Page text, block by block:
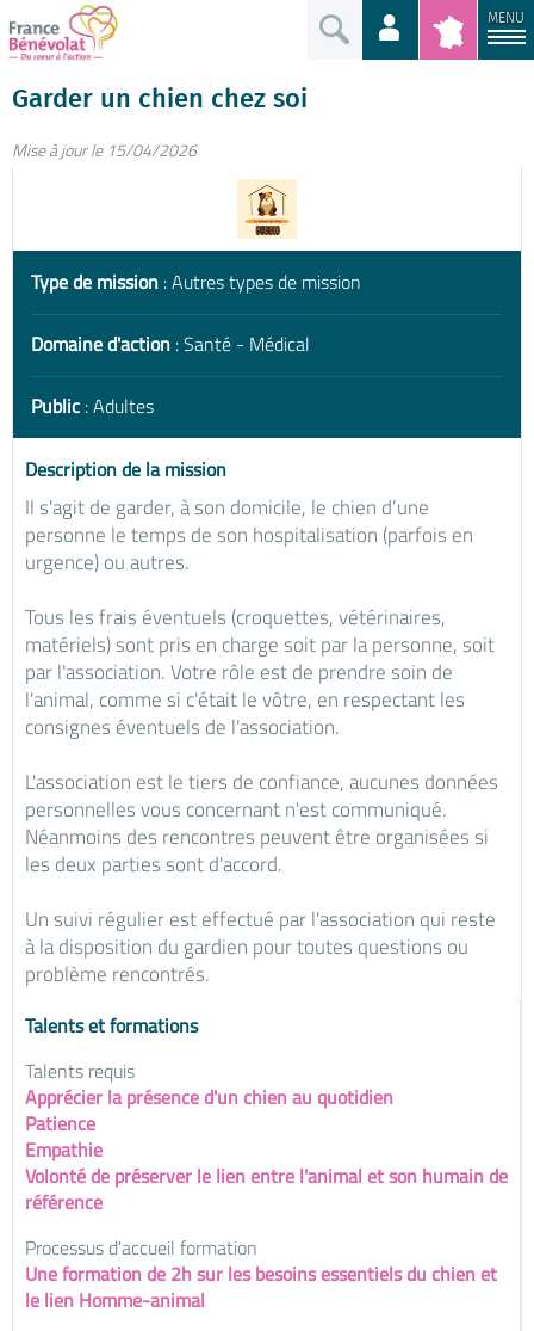
MENU
Garder un chien chez soi
Mise à jour le 15/04/2026
Type de mission : Autres types de mission
Domaine d'action : Santé - Médical
Public : Adultes
Description de la mission
Il s'agit de garder, à son domicile, le chien d’une
personne le temps de son hospitalisation (parfois en
urgence) ou autres.
Tous les frais éventuels (croquettes, vétérinaires,
matériels) sont pris en charge soit par la personne, soit
par l'association. Votre rôle est de prendre soin de
l'animal, comme si c'était le vôtre, en respectant les
consignes éventuels de l'association.
L'association est le tiers de confiance, aucunes données
personnelles vous concernant n'est communiqué.
Néanmoins des rencontres peuvent être organisées si
les deux parties sont d'accord.
Un suivi régulier est effectué par l'association qui reste
à la disposition du gardien pour toutes questions ou
problème rencontrés.
Talents et formations
Talents requis
Apprécier la présence d'un chien au quotidien
Patience
Empathie
Volonté de préserver le lien entre l'animal et son humain de
référence
Processus d'accueil formation
Une formation de 2h sur les besoins essentiels du chien et
le lien Homme-animal